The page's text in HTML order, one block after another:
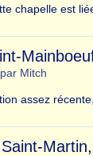
chapelle est
par Mitch
assez